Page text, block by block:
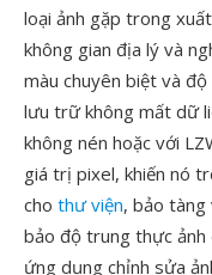
loại ảnh gặp trong
không gian địa lý và
màu chuyên biệt và
lưu trữ không mất dữ
không nén hoặc với
giá trị pixel, khiến nó
cho thư viện, bảo tàng
bảo độ trung thực ảnh
ứng dụng chỉnh sửa